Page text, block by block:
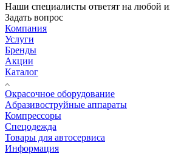
Наши специалисты ответят на любой
Задать вопрос
Компания
Услуги
Бренды
Акции
Каталог
Окрасочное оборудование
Aбразивоструйные аппараты
Компрессоры
Спецодежда
Товары для автосервиса
Информация